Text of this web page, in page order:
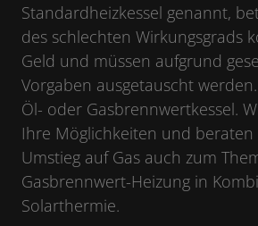
Standardheizkessel genannt,
des schlechten Wirkungsgrads
Geld und müssen aufgrund
Vorgaben ausgetauscht
Öl- oder Gasbrennwertkessel.
Ihre Möglichkeiten und beraten
Umstieg auf Gas auch zum
Gasbrennwert-Heizung in
Solarthermie.